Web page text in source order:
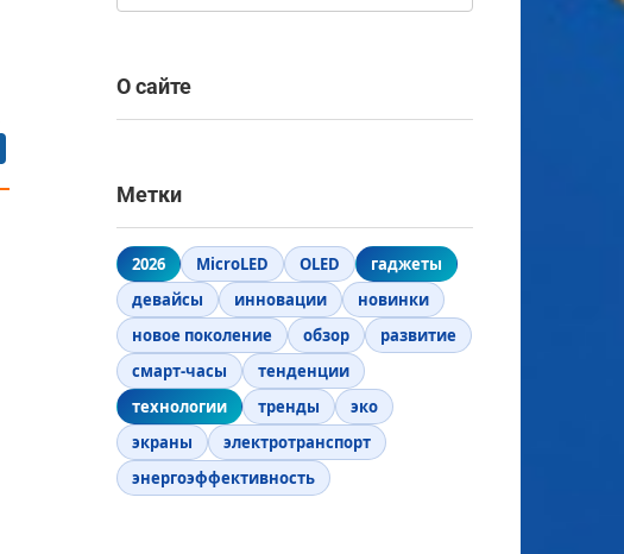
О сайте
Метки
2026 MicroLED OLED
гаджеты
девайсы
инновации
новинки
новое поколение
обзор
развитие
смарт-часы
тенденции
технологии
тренды
эко
экраны
электротранспорт
энергоэффективность